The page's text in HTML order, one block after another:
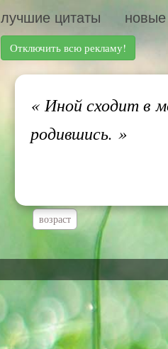
лучшие цитаты новые
Отключить всю рекламу!
«Иной сходит в
родившись. »
возраст